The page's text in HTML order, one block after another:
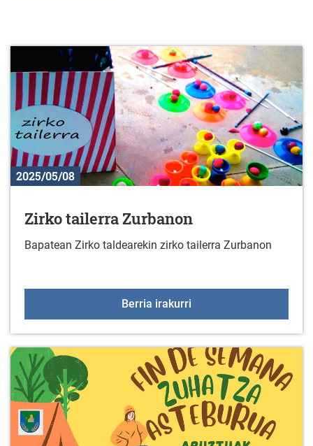
2025/05/08
Zirko tailerra Zurbanon
Bapatean Zirko taldearekin zirko tailerra Zurbanon
Berria irakurri